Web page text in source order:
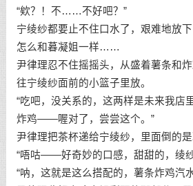
“欸？！不……不好吧？”
宁绫纱都要止不住口水了，艰难地放下
怎么和暮凝姐一样……
尹律理忍不住摇摇头，从盛着薯条和
往宁绫纱面前的小篮子里放。
“吃吧，没关系的，这两样是未来我店
炸鸡——喔对了，尝尝这个。”
尹律理把茶杯递给宁绫纱，里面倒的是
“唔咕——好奇妙的口感，甜甜的，绫
“呐，这就是这么搭配的，薯条炸鸡汽